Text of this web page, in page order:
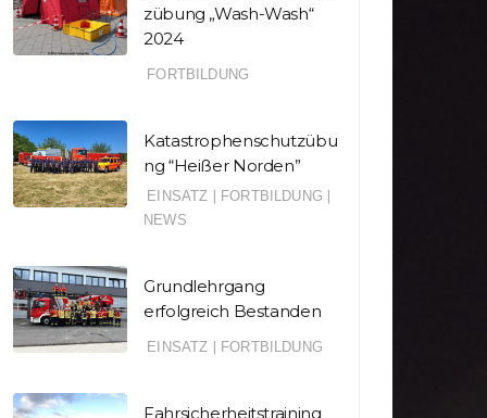
zübung „Wash-Wash“
2024
FORTBILDUNG
Katastrophenschutzübu
ng “Heißer Norden”
EINSATZ | FORTBILDUNG |
NEWS
Grundlehrgang
erfolgreich Bestanden
EINSATZ | FORTBILDUNG
Fahrsicherheitstraining